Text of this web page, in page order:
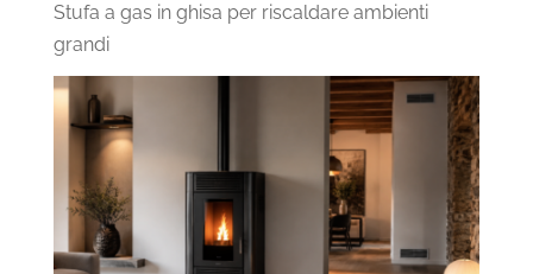
Stufa a gas in ghisa per riscaldare ambienti
grandi